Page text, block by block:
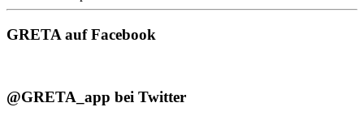
GRETA auf Facebook
@GRETA_app bei Twitter